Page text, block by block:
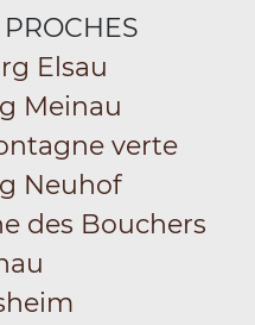
Elsau
Meinau
verte
Neuhof
des Bouchers